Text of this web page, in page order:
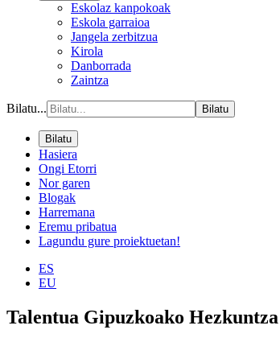
Eskolaz kanpokoak
Eskola garraioa
Jangela zerbitzua
Kirola
Danborrada
Zaintza
Bilatu... Bilatu
Bilatu
Hasiera
Ongi Etorri
Nor garen
Blogak
Harremana
Eremu pribatua
Lagundu gure proiektuetan!
ES
EU
Talentua Gipuzkoako